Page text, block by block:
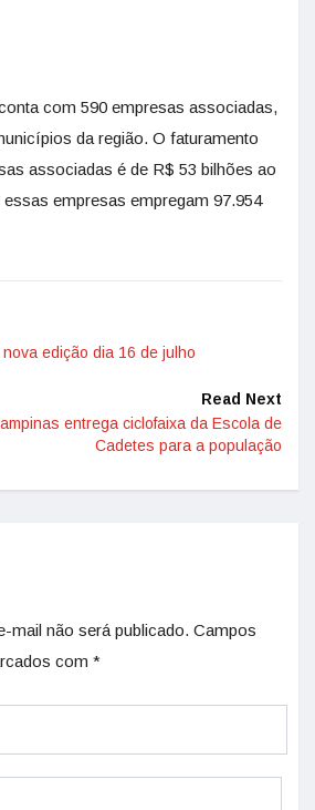
com 590 empresas associadas,
da região. O faturamento
associadas é de R$ 53 bilhões ao
empresas empregam 97.954
edição dia 16 de julho
Read Next
entrega ciclofaixa da Escola de
Cadetes para a população
mail não será publicado. Campos
com *